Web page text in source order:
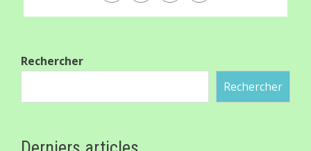
Rechercher
Rechercher